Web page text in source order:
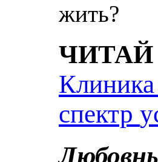
жить?
ЧИТАЙ
Клиника
спектр